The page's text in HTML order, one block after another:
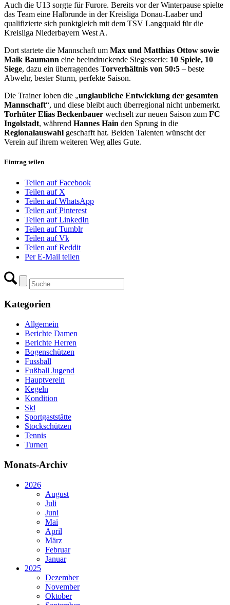
Auch die U13 sorgte für Furore. Bereits vor der Winterpause spielte
das Team eine Halbrunde in der Kreisliga Donau‑Laaber und
qualifizierte sich punktgleich mit dem TSV Langquaid für die
Kreisliga Niederbayern West A.
Dort startete die Mannschaft um Max und Matthias Ottow sowie
Maik Baumann eine beeindruckende Siegesserie: 10 Spiele, 10
Siege, dazu ein überragendes Torverhältnis von 50:5 – beste
Abwehr, bester Sturm, perfekte Saison.
Die Trainer loben die „unglaubliche Entwicklung der gesamten
Mannschaft“, und diese bleibt auch überregional nicht unbemerkt.
Torhüter Elias Beckenbauer wechselt zur neuen Saison zum FC
Ingolstadt, während Hannes Hain den Sprung in die
Regionalauswahl geschafft hat. Beiden Talenten wünscht der
Verein auf ihrem weiteren Weg alles Gute.
Eintrag teilen
Teilen auf Facebook
Teilen auf X
Teilen auf WhatsApp
Teilen auf Pinterest
Teilen auf LinkedIn
Teilen auf Tumblr
Teilen auf Vk
Teilen auf Reddit
Per E-Mail teilen
Kategorien
Allgemein
Berichte Damen
Berichte Herren
Bogenschützen
Fussball
Fußball Jugend
Hauptverein
Kegeln
Kondition
Ski
Sportgaststätte
Stockschützen
Tennis
Turnen
Monats-Archiv
2026
August
Juli
Juni
Mai
April
März
Februar
Januar
2025
Dezember
November
Oktober